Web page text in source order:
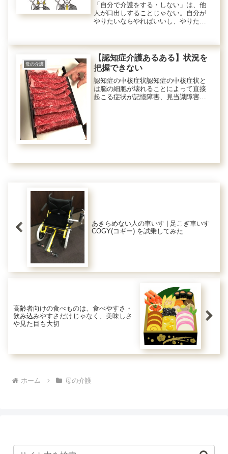
「自分で介護をする・しない」は、他
人が口出しすることじゃない。自分が
やりたいならやればいいし、やりたく
ついて、私の思うところを書きたいと
思います。自分で介護を続けていたの
は...
母の介護
【認知症介護あるある】状況を
把握できない
認知症の中核症状認知症の中核症状と
は脳の細胞が壊れることによって直接
起こる症状が記憶障害、見当識障害、
あきらめない人の車いす | 足こぎ車いす
COGY(コギー) を試乗してみた
高齢者向けの食べものは、食べやすさ・
飲み込みやすさだけじゃなく、美味しさ
や見た目も大切
ホーム 母の介護